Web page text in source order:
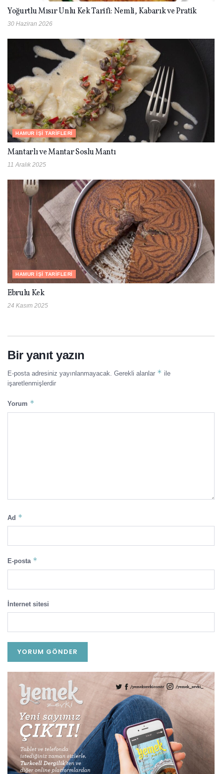
Yoğurtlu Mısır Unlu Kek Tarifi: Nemli, Kabarık ve Pratik
30 Haziran 2026
HAMUR İŞI TARIFLERI
Mantarlı ve Mantar Soslu Mantı
11 Aralık 2025
HAMUR İŞI TARIFLERI
Ebrulu Kek
24 Kasım 2025
Bir yanıt yazın
E-posta adresiniz yayınlanmayacak. Gerekli alanlar * ile
işaretlenmişlerdir
Yorum *
Ad *
E-posta *
İnternet sitesi